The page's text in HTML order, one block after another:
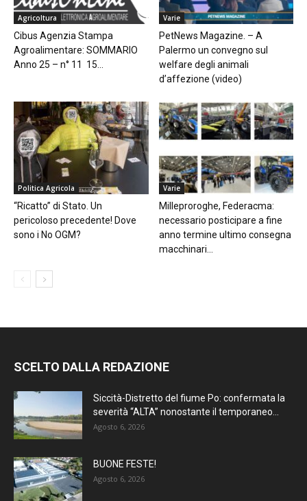
Agricoltura
Cibus Agenzia Stampa
Agroalimentare: SOMMARIO
Anno 25 – n° 11 15...
Varie
PetNews Magazine. – A
Palermo un convegno sul
welfare degli animali
d’affezione (video)
Politica Agricola
“Ricatto” di Stato. Un
pericoloso precedente! Dove
sono i No OGM?
Varie
Milleproroghe, Federacma:
necessario posticipare a fine
anno termine ultimo consegna
macchinari...
SCELTO DALLA REDAZIONE
Siccità-Distretto del fiume Po: confermata la
severità “ALTA” nonostante il temporaneo...
Agosto 6, 2026
BUONE FESTE!
Agosto 6, 2026